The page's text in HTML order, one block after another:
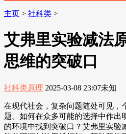
主页 > 社科类 >
艾弗里实验减
思维的突破口
社科类原理 2025-03-08 23:07未知
在现代社会，复杂问题随处可见，
题。如何在众多可能的选择中作出
的环境中找到突破口？艾弗里实验